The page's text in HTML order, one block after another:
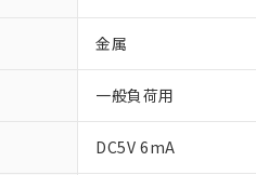
金属
一般負荷用
DC5V 6mA